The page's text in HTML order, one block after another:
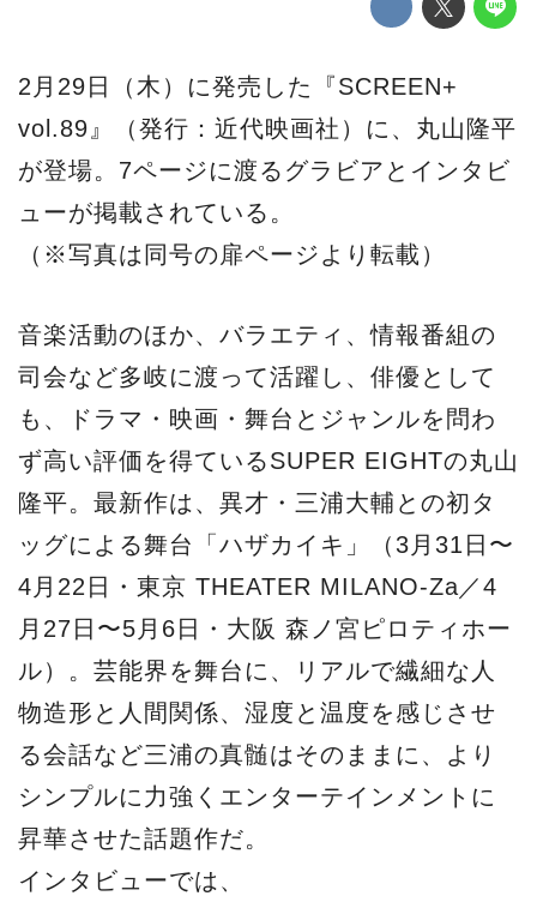
2月29日（木）に発売した『SCREEN+
vol.89』（発行：近代映画社）に、丸山隆平
が登場。7ページに渡るグラビアとインタビ
ューが掲載されている。
（※写真は同号の扉ページより転載）
音楽活動のほか、バラエティ、情報番組の
司会など多岐に渡って活躍し、俳優として
も、ドラマ・映画・舞台とジャンルを問わ
ず高い評価を得ているSUPER EIGHTの丸山
隆平。最新作は、異才・三浦大輔との初タ
ッグによる舞台「ハザカイキ」（3月31日〜
4月22日・東京 THEATER MILANO-Za／4
月27日〜5月6日・大阪 森ノ宮ピロティホー
ル）。芸能界を舞台に、リアルで繊細な人
物造形と人間関係、湿度と温度を感じさせ
る会話など三浦の真髄はそのままに、より
シンプルに力強くエンターテインメントに
昇華させた話題作だ。
インタビューでは、